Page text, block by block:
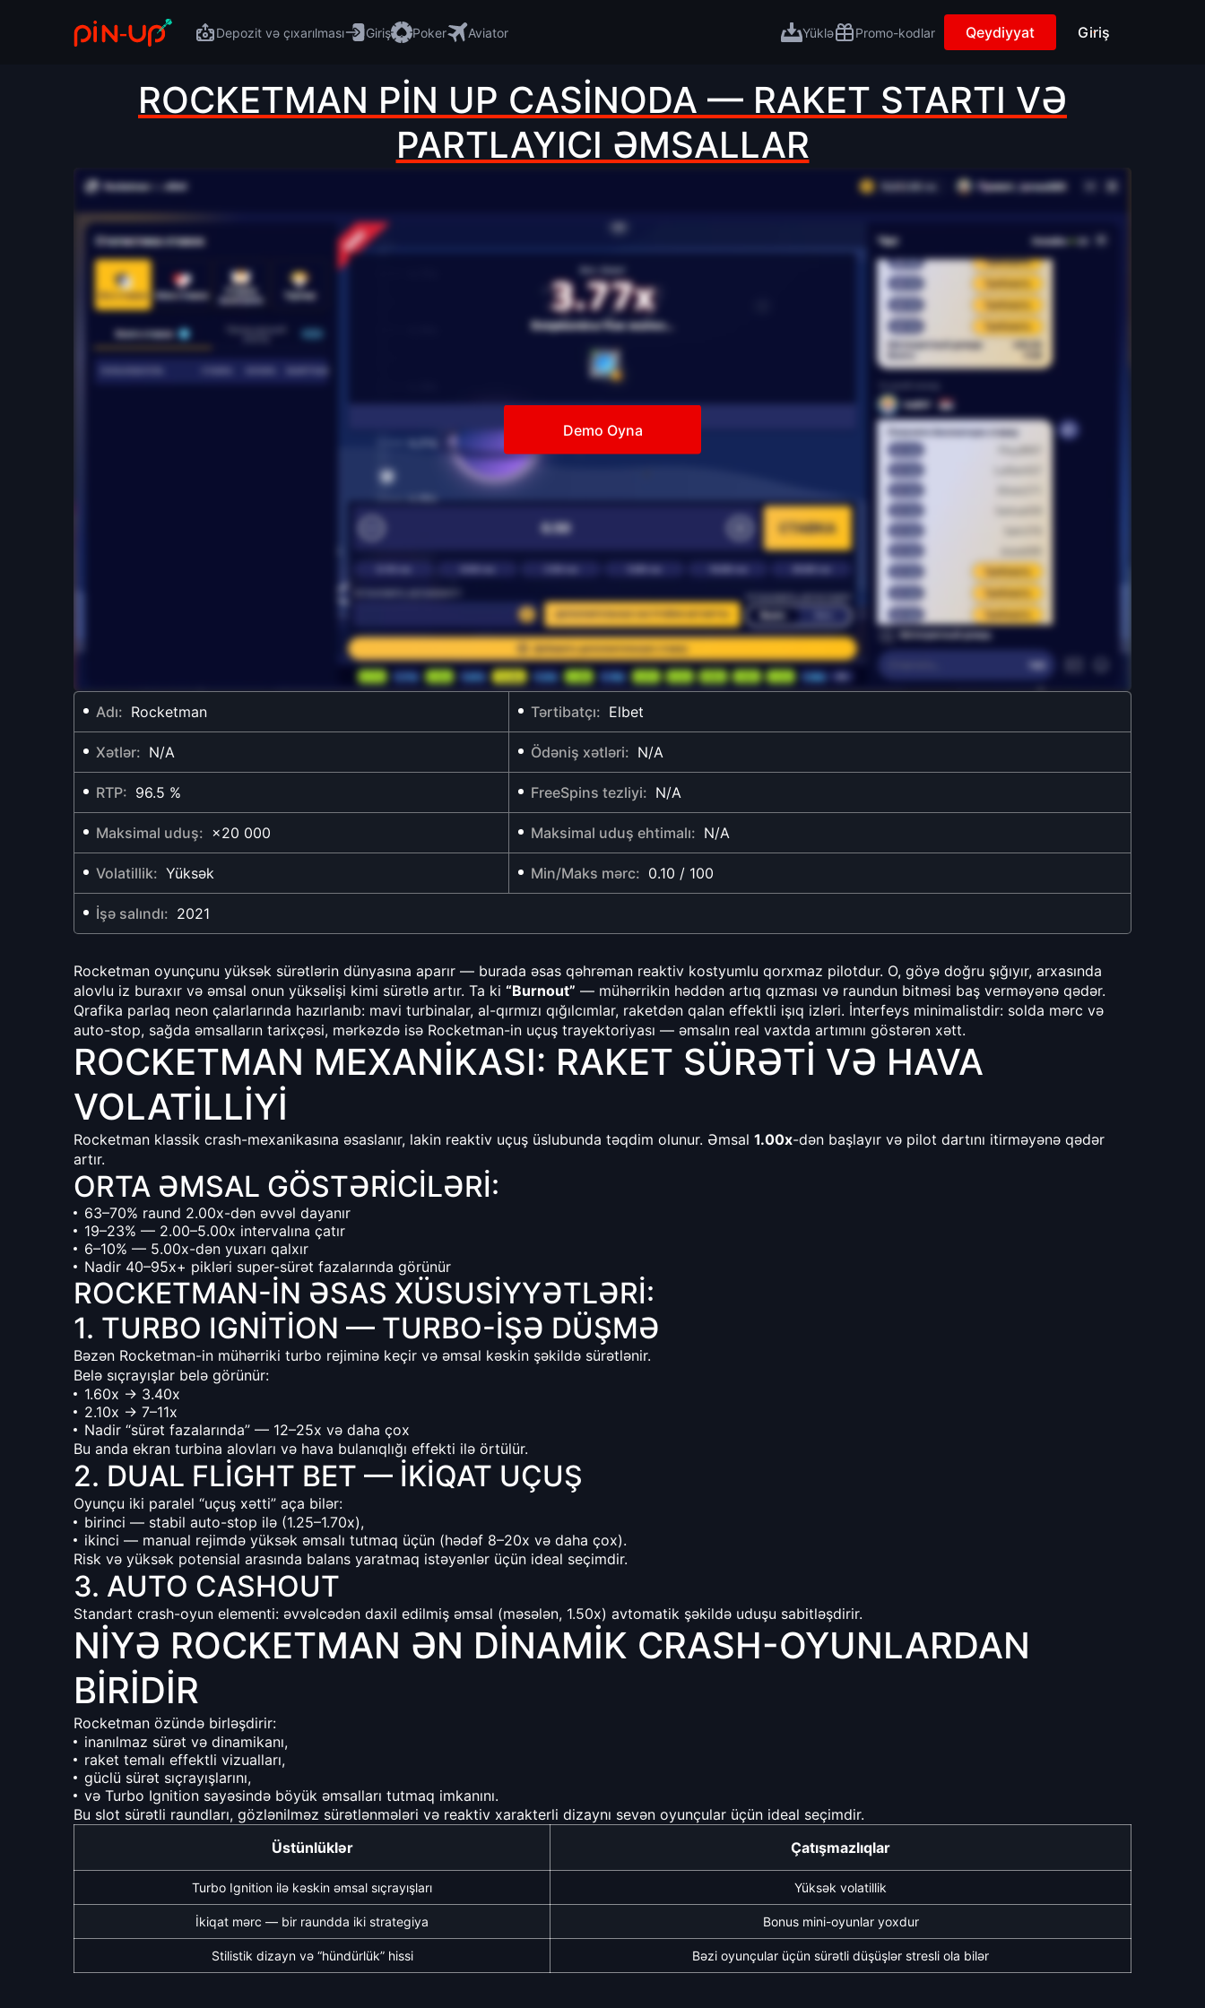
Yüklə Promo-kodlar Qeydiyyat Giriş
Depozit və çıxarılması Giriş Poker Aviator
ROCKETMAN PIN UP CASINODA — RAKET STARTI VƏ
PARTLAYICI ƏMSALLAR
Demo Oyna
Adı: Rocketman Tərtibatçı: Elbet
Xətlər: N/A Ödəniş xətləri: N/A
RTP: 96.5 % FreeSpins tezliyi: N/A
Maksimal uduş: ×20 000 Maksimal uduş ehtimalı: N/A
Volatillik: Yüksək Min/Maks mərc: 0.10 / 100
İşə salındı: 2021
Rocketman oyunçunu yüksək sürətlərin dünyasına aparır — burada əsas qəhrəman reaktiv kostyumlu qorxmaz pilotdur. O, göyə doğru şığıyır, arxasında
alovlu iz buraxır və əmsal onun yüksəlişi kimi sürətlə artır. Ta ki “Burnout” — mühərrikin həddən artıq qızması və raundun bitməsi baş verməyənə qədər.
Qrafika parlaq neon çalarlarında hazırlanıb: mavi turbinalar, al-qırmızı qığılcımlar, raketdən qalan effektli işıq izləri. İnterfeys minimalistdir: solda mərc və
auto-stop, sağda əmsalların tarixçəsi, mərkəzdə isə Rocketman-in uçuş trayektoriyası — əmsalın real vaxtda artımını göstərən xətt.
ROCKETMAN MEXANIKASI: RAKET SÜRƏTI VƏ HAVA
VOLATILLIYI
Rocketman klassik crash-mexanikasına əsaslanır, lakin reaktiv uçuş üslubunda təqdim olunur. Əmsal 1.00x-dən başlayır və pilot dartını itirməyənə qədər
artır.
ORTA ƏMSAL GÖSTƏRICILƏRI:
63–70% raund 2.00x-dən əvvəl dayanır
19–23% — 2.00–5.00x intervalına çatır
6–10% — 5.00x-dən yuxarı qalxır
Nadir 40–95x+ pikləri super-sürət fazalarında görünür
ROCKETMAN-IN ƏSAS XÜSUSIYYƏTLƏRI:
1. TURBO IGNITION — TURBO-IŞƏ DÜŞMƏ
Bəzən Rocketman-in mühərriki turbo rejiminə keçir və əmsal kəskin şəkildə sürətlənir.
Belə sıçrayışlar belə görünür:
1.60x → 3.40x
2.10x → 7–11x
Nadir “sürət fazalarında” — 12–25x və daha çox
Bu anda ekran turbina alovları və hava bulanıqlığı effekti ilə örtülür.
2. DUAL FLIGHT BET — IKIQAT UÇUŞ
Oyunçu iki paralel “uçuş xətti” aça bilər:
birinci — stabil auto-stop ilə (1.25–1.70x),
ikinci — manual rejimdə yüksək əmsalı tutmaq üçün (hədəf 8–20x və daha çox).
Risk və yüksək potensial arasında balans yaratmaq istəyənlər üçün ideal seçimdir.
3. AUTO CASHOUT
Standart crash-oyun elementi: əvvəlcədən daxil edilmiş əmsal (məsələn, 1.50x) avtomatik şəkildə uduşu sabitləşdirir.
NIYƏ ROCKETMAN ƏN DINAMIK CRASH-OYUNLARDAN
BIRIDIR
Rocketman özündə birləşdirir:
inanılmaz sürət və dinamikanı,
raket temalı effektli vizualları,
güclü sürət sıçrayışlarını,
və Turbo Ignition sayəsində böyük əmsalları tutmaq imkanını.
Bu slot sürətli raundları, gözlənilməz sürətlənmələri və reaktiv xarakterli dizaynı sevən oyunçular üçün ideal seçimdir.
Üstünlüklər
Çatışmazlıqlar
Turbo Ignition ilə kəskin əmsal sıçrayışları Yüksək volatillik
İkiqat mərc — bir raundda iki strategiya Bonus mini-oyunlar yoxdur
Stilistik dizayn və “hündürlük” hissi Bəzi oyunçular üçün sürətli düşüşlər stresli ola bilər